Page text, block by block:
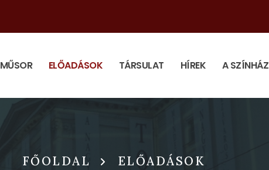
MŰSOR ELŐADÁSOK TÁRSULAT HÍREK A SZÍNHÁZ
FŐOLDAL ELŐADÁSOK